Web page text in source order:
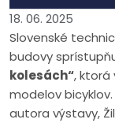
18. 06. 2025
Slovenské
budovy
kolesách“, ktorá
modelov
autora výstavy,